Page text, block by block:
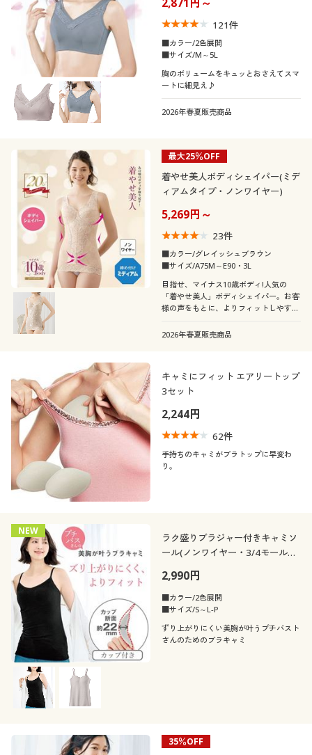
121件
■カラー/2色展開
■サイズ/M～5L
胸のボリュームをキュッとおさえてスマ
ートに細見え♪
2026年春夏販売商品
最大25％OFF
着やせ美人ボディシェイパー(ミデ
ィアムタイプ・ノンワイヤー)
5,269円～
23件
■カラー/グレイッシュブラウン
■サイズ/A75M～E90・3L
目指せ、マイナス10歳ボディ!人気の
「着やせ美人」ボディシェイパー。お客
様の声をもとに、よりフィットしやすく
2026年春夏販売商品
キャミにフィット エアリートップ
3セット
2,244円
62件
手持ちのキャミがブラトップに早変わ
り。
NEW
ラク盛りブラジャー付きキャミソ
ール(ノンワイヤー・3/4モールド
2,990円
■カラー/2色展開
■サイズ/S～L-P
ずり上がりにくい美胸が叶うプチバスト
さんのためのブラキャミ
35％OFF